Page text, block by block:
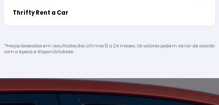
Thrifty Rent a Car
*Preços baseados em resultados dos últimos 12 a 24 meses. Os valores podem variar de acordo
com a época e disponibilidade.